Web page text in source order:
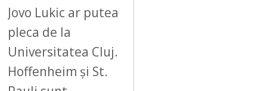
Jovo Lukic ar putea
pleca de la
Universitatea Cluj.
Hoffenheim și St.